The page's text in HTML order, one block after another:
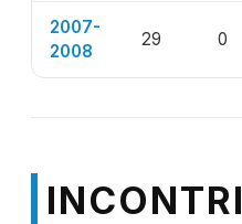
2007-
2008
29 0
INCONTRI